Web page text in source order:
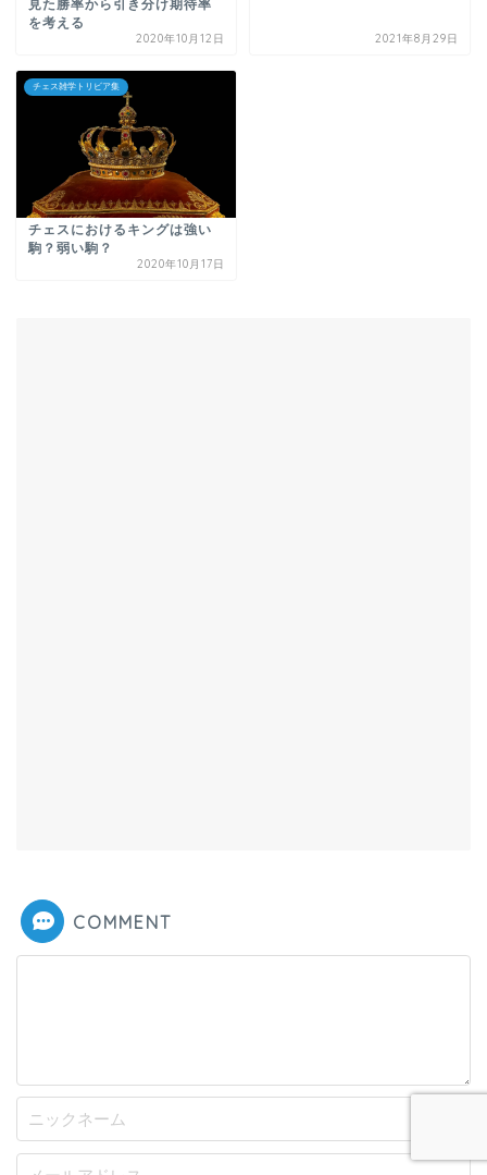
見た勝率から引き分け期待率
を考える
2020年10月12日 2021年8月29日
チェス雑学トリビア集
チェスにおけるキングは強い
駒？弱い駒？
2020年10月17日
COMMENT